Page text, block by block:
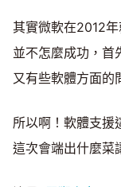
其實微軟在2012
並不怎麼成功，首
又有些軟體方面的
所以啊！軟體支援
這次會端出什麼菜